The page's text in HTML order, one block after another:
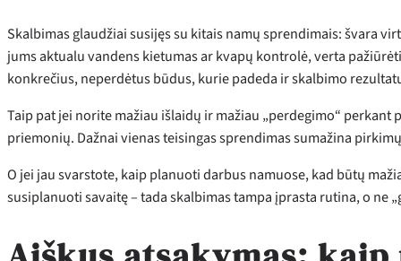
Skalbimas glaudžiai susijęs su kitais namų sprendimais: švara
jums aktualu vandens kietumas ar kvapų kontrolė, verta
konkrečius, neperdėtus būdus, kurie padeda ir skalbimo
Taip pat jei norite mažiau išlaidų ir mažiau „perdegimo“
priemonių. Dažnai vienas teisingas sprendimas sumažina
O jei jau svarstote, kaip planuoti darbus namuose, kad būtų
susiplanuoti savaitę – tada skalbimas tampa įprasta rutina, o ne